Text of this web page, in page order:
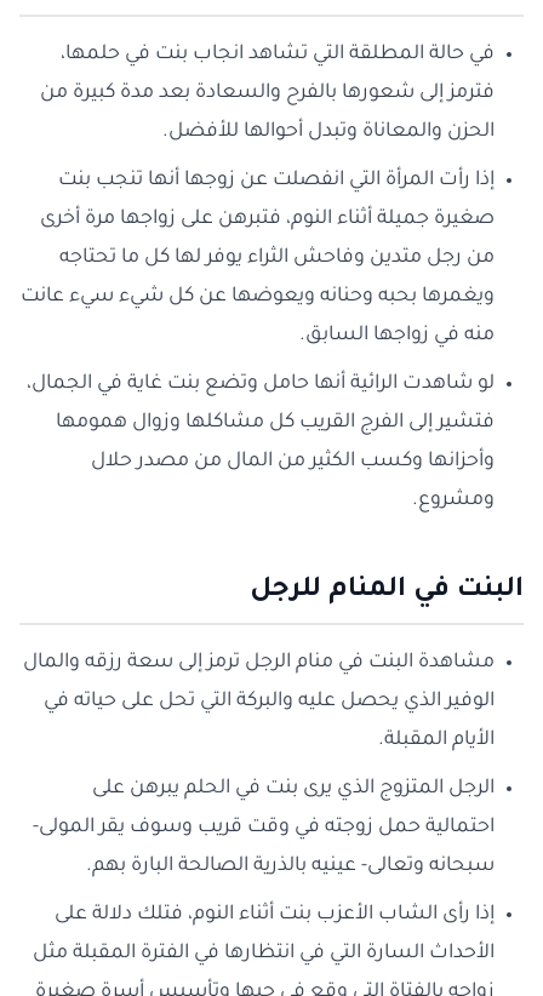
في حالة المطلقة التي تشاهد انجاب بنت في حلمها،
فترمز إلى شعورها بالفرح والسعادة بعد مدة كبيرة من
الحزن والمعاناة وتبدل أحوالها للأفضل.
إذا رأت المرأة التي انفصلت عن زوجها أنها تنجب بنت
صغيرة جميلة أثناء النوم، فتبرهن على زواجها مرة أخرى
من رجل متدين وفاحش الثراء يوفر لها كل ما تحتاجه
ويغمرها بحبه وحنانه ويعوضها عن كل شيء سيء عانت
منه في زواجها السابق.
لو شاهدت الرائية أنها حامل وتضع بنت غاية في الجمال،
فتشير إلى الفرج القريب كل مشاكلها وزوال همومها
وأحزانها وكسب الكثير من المال من مصدر حلال
ومشروع.
البنت في المنام للرجل
مشاهدة البنت في منام الرجل ترمز إلى سعة رزقه والمال
الوفير الذي يحصل عليه والبركة التي تحل على حياته في
الأيام المقبلة.
الرجل المتزوج الذي يرى بنت في الحلم يبرهن على
احتمالية حمل زوجته في وقت قريب وسوف يقر المولى-
سبحانه وتعالى- عينيه بالذرية الصالحة البارة بهم.
إذا رأى الشاب الأعزب بنت أثناء النوم، فتلك دلالة على
الأحداث السارة التي في انتظارها في الفترة المقبلة مثل